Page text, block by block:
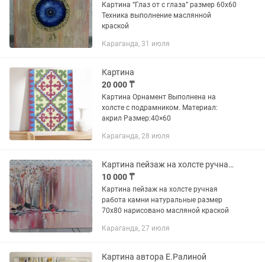
Картина “Глаз от с глаза” размер 60х60
Техника выполнение маслянной
краской
Караганда, 31 июля
Картина
20 000 ₸
Картина Орнамент Выполнена на
холсте с подрамником. Материал:
акрил Размер:40×60
Караганда, 28 июля
Картина пейзаж на холсте ручная работа камни натуральные размер 70х80
10 000 ₸
Картина пейзаж на холсте ручная
работа камни натуральные размер
70х80 нарисовано масляной краской
Караганда, 27 июля
Картина автора Е.Ралиной